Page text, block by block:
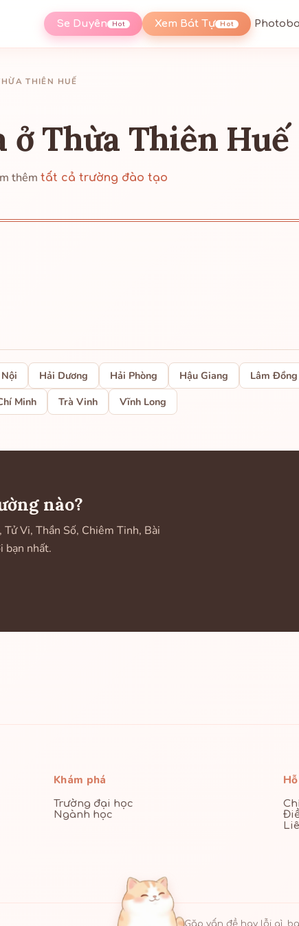
Se Duyên Hot Xem Bát Tự Hot
THIÊN HUẾ
ở Thừa Thiên Huế
thêm tất cả trường đào tạo
Hải Dương Hải Phòng Hậu Giang Lâm Đồng
Minh Trà Vinh Vĩnh Long
nào?
Vi, Thần Số, Chiêm Tinh, Bài
bạn nhất.
Khám phá
Trường đại học
Ngành học
Gặp vấn đề hay lỗi gì,